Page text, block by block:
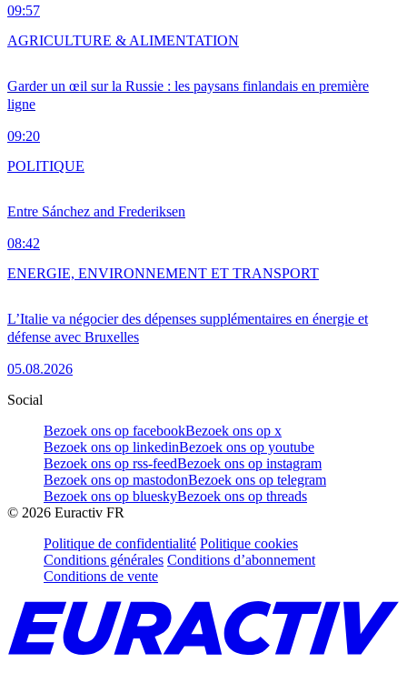
09:57
Garder un œil sur la Russie : les paysans finlandais en première
ligne
09:20
AGRICULTURE & ALIMENTATION
Entre Sánchez and Frederiksen
08:42
POLITIQUE
L’Italie va négocier des dépenses supplémentaires en énergie et
défense avec Bruxelles
05.08.2026
ENERGIE, ENVIRONNEMENT ET TRANSPORT
Social
Bezoek ons op facebookBezoek ons op x
Bezoek ons op linkedinBezoek ons op youtube
Bezoek ons op rss-feedBezoek ons op instagram
Bezoek ons op mastodonBezoek ons op telegram
Bezoek ons op blueskyBezoek ons op threads
© 2026 Euractiv FR
Politique de confidentialité Politique cookies
Conditions générales Conditions d’abonnement
Conditions de vente